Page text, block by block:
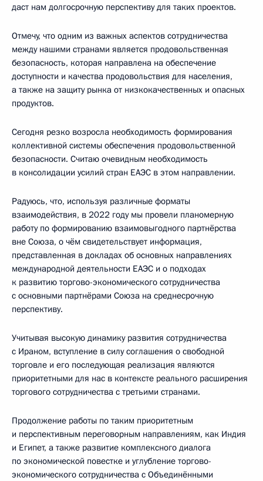
даст нам долгосрочную перспективу для таких проектов.
Отмечу, что одним из важных аспектов сотрудничества
между нашими странами является продовольственная
безопасность, которая направлена на обеспечение
доступности и качества продовольствия для населения,
а также на защиту рынка от низкокачественных и опасных
продуктов.
Сегодня резко возросла необходимость формирования
коллективной системы обеспечения продовольственной
безопасности. Считаю очевидным необходимость
в консолидации усилий стран ЕАЭС в этом направлении.
Радуюсь, что, используя различные форматы
взаимодействия, в 2022 году мы провели планомерную
работу по формированию взаимовыгодного партнёрства
вне Союза, о чём свидетельствует информация,
представленная в докладах об основных направлениях
международной деятельности ЕАЭС и о подходах
к развитию торгово-экономического сотрудничества
с основными партнёрами Союза на среднесрочную
перспективу.
Учитывая высокую динамику развития сотрудничества
с Ираном, вступление в силу соглашения о свободной
торговле и его последующая реализация являются
приоритетными для нас в контексте реального расширения
торгового сотрудничества с третьими странами.
Продолжение работы по таким приоритетным
и перспективным переговорным направлениям, как Индия
и Египет, а также развитие комплексного диалога
по экономической повестке и углубление торгово-
экономического сотрудничества с Объединёнными